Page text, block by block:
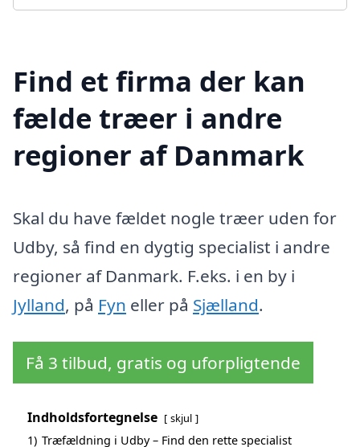
Find et firma der kan
fælde træer i andre
regioner af Danmark
Skal du have fældet nogle træer uden for
Udby, så find en dygtig specialist i andre
regioner af Danmark. F.eks. i en by i
Jylland, på Fyn eller på Sjælland.
Få 3 tilbud, gratis og uforpligtende
Indholdsfortegnelse skjul
1) Træfældning i Udby – Find den rette specialist